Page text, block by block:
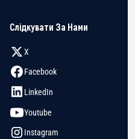
Слідкувати За Нами
X
Facebook
LinkedIn
Youtube
Instagram